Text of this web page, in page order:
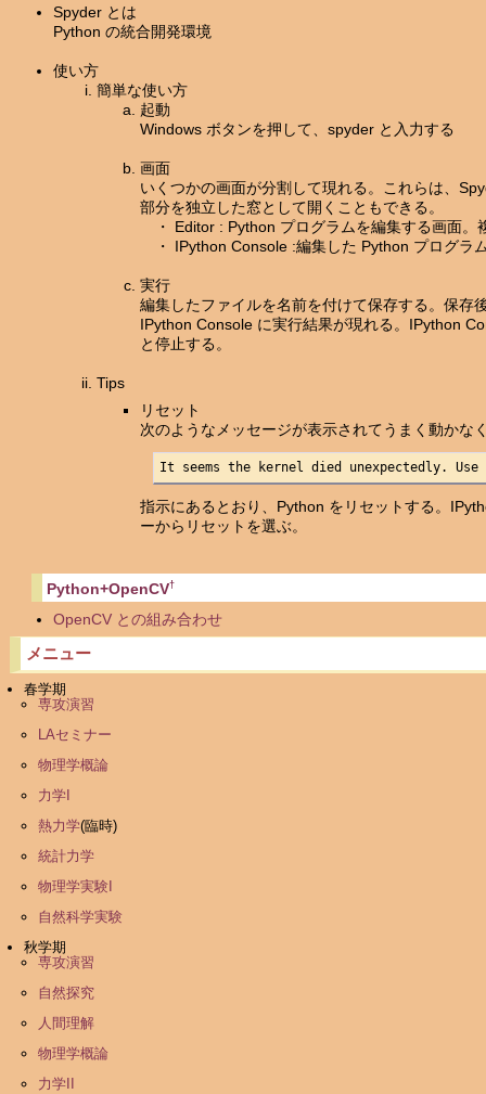
メニュー
春学期
専攻演習
LAセミナー
物理学概論
力学I
熱力学(臨時)
統計力学
物理学実験I
自然科学実験
秋学期
専攻演習
自然探究
人間理解
物理学概論
力学II
Spyder とは
Python の統合開発環境
使い方
簡単な使い方
起動
Windows ボタンを押して、spyder と入力する
画面
いくつかの画面が分割して現れる。これらは、
部分を独立した窓として開くこともできる。
・ Editor : Python プログラムを編集する画面。
・ IPython Console :編集した Python プログラ
実行
編集したファイルを名前を付けて保存する。保存
IPython Console に実行結果が現れる。IPython
と停止する。
Tips
リセット
次のようなメッセージが表示されてうまく動かな
It seems the kernel died unexpectedly.
指示にあるとおり、Python をリセットする。
ーからリセットを選ぶ。
Python+OpenCV†
OpenCV との組み合わせ